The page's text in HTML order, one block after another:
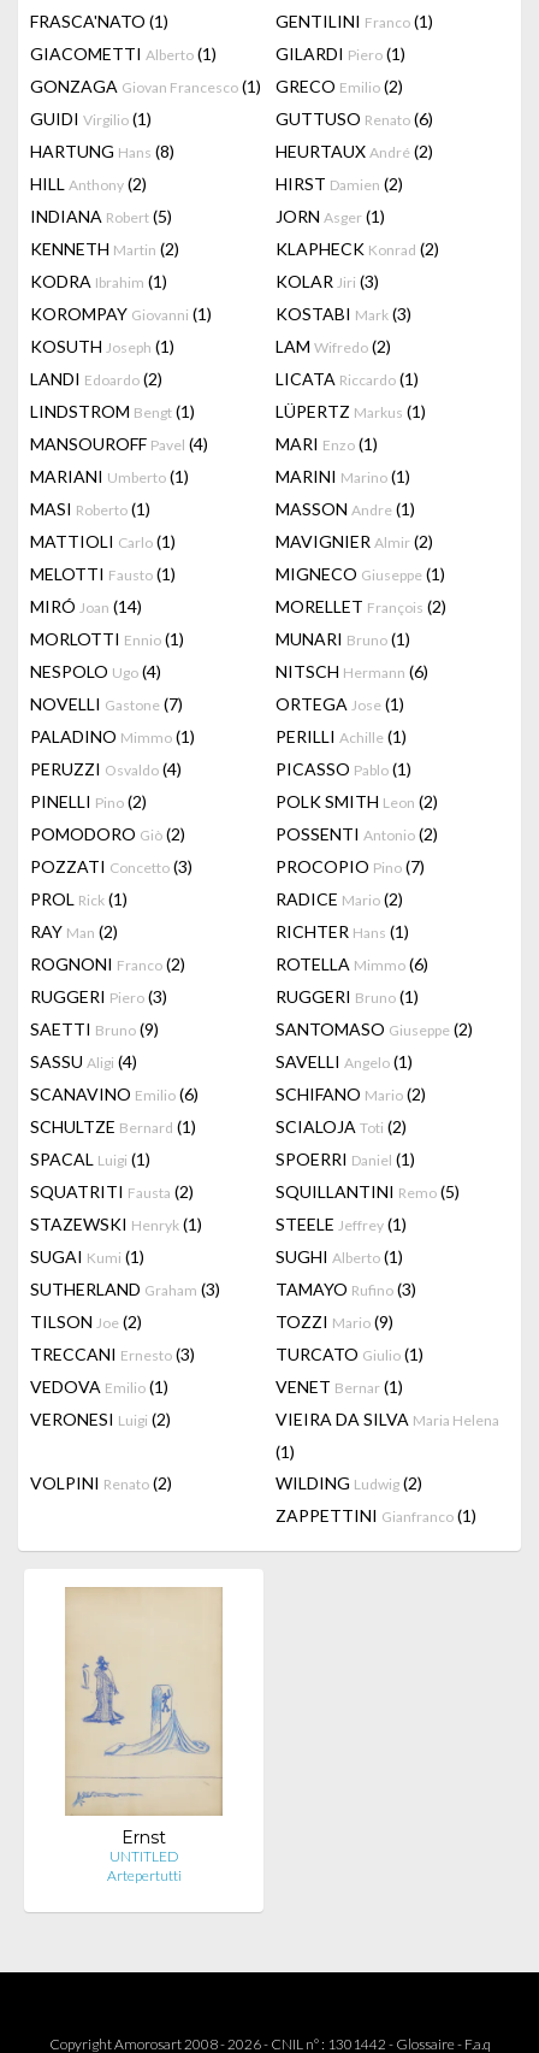
FRASCA'NATO (1) GENTILINI Franco (1)
GIACOMETTI Alberto (1) GILARDI Piero (1)
GONZAGA Giovan Francesco (1) GRECO Emilio (2)
GUIDI Virgilio (1) GUTTUSO Renato (6)
HARTUNG Hans (8) HEURTAUX André (2)
HILL Anthony (2) HIRST Damien (2)
INDIANA Robert (5) JORN Asger (1)
KENNETH Martin (2) KLAPHECK Konrad (2)
KODRA Ibrahim (1) KOLAR Jiri (3)
KOROMPAY Giovanni (1) KOSTABI Mark (3)
KOSUTH Joseph (1) LAM Wifredo (2)
LANDI Edoardo (2) LICATA Riccardo (1)
LINDSTROM Bengt (1) LÜPERTZ Markus (1)
MANSOUROFF Pavel (4) MARI Enzo (1)
MARIANI Umberto (1) MARINI Marino (1)
MASI Roberto (1) MASSON Andre (1)
MATTIOLI Carlo (1) MAVIGNIER Almir (2)
MELOTTI Fausto (1) MIGNECO Giuseppe (1)
MIRÓ Joan (14) MORELLET François (2)
MORLOTTI Ennio (1) MUNARI Bruno (1)
NESPOLO Ugo (4) NITSCH Hermann (6)
NOVELLI Gastone (7) ORTEGA Jose (1)
PALADINO Mimmo (1) PERILLI Achille (1)
PERUZZI Osvaldo (4) PICASSO Pablo (1)
PINELLI Pino (2) POLK SMITH Leon (2)
POMODORO Giò (2) POSSENTI Antonio (2)
POZZATI Concetto (3) PROCOPIO Pino (7)
PROL Rick (1) RADICE Mario (2)
RAY Man (2) RICHTER Hans (1)
ROGNONI Franco (2) ROTELLA Mimmo (6)
RUGGERI Piero (3) RUGGERI Bruno (1)
SAETTI Bruno (9) SANTOMASO Giuseppe (2)
SASSU Aligi (4) SAVELLI Angelo (1)
SCANAVINO Emilio (6) SCHIFANO Mario (2)
SCHULTZE Bernard (1) SCIALOJA Toti (2)
SPACAL Luigi (1) SPOERRI Daniel (1)
SQUATRITI Fausta (2) SQUILLANTINI Remo (5)
STAZEWSKI Henryk (1) STEELE Jeffrey (1)
SUGAI Kumi (1) SUGHI Alberto (1)
SUTHERLAND Graham (3) TAMAYO Rufino (3)
TILSON Joe (2) TOZZI Mario (9)
TRECCANI Ernesto (3) TURCATO Giulio (1)
VEDOVA Emilio (1) VENET Bernar (1)
VERONESI Luigi (2) VIEIRA DA SILVA Maria Helena
(1)
VOLPINI Renato (2) WILDING Ludwig (2)
ZAPPETTINI Gianfranco (1)
Ernst
UNTITLED
Artepertutti
Copyright Amorosart 2008 - 2026 - CNIL n° : 1301442 - Glossaire- F.a.q